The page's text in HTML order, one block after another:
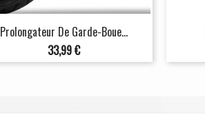
Prolongateur De Garde-Boue...
Prix
33,99 €